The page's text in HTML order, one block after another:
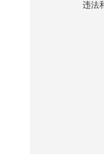
违法